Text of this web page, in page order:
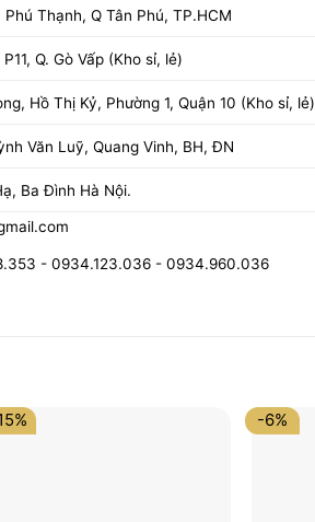
Thạnh, Q Tân Phú, TP.HCM
Q. Gò Vấp (Kho sỉ, lẻ)
Hồ Thị Kỷ, Phường 1, Quận 10 (Kho sỉ, lẻ)
Văn Luỹ, Quang Vinh, BH, ĐN
Ba Đình Hà Nội.
- 0934.123.036 - 0934.960.036
-6%